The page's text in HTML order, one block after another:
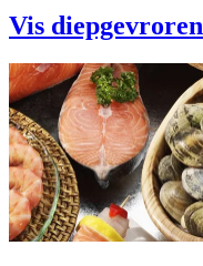
Vis diepgevroren